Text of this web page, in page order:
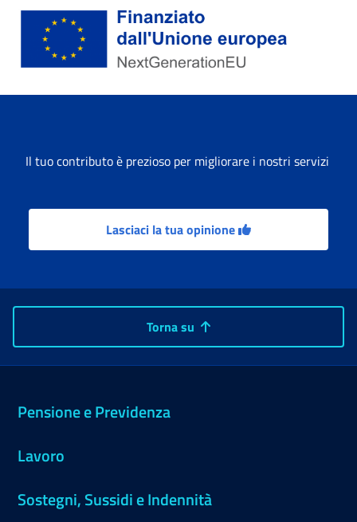
Finanziato dall'Unione Europea tramite Next Generation EU
Il tuo contributo è prezioso per migliorare i nostri servizi
Lasciaci la tua opinione
Torna su
Pensione e Previdenza
Lavoro
Sostegni, Sussidi e Indennità